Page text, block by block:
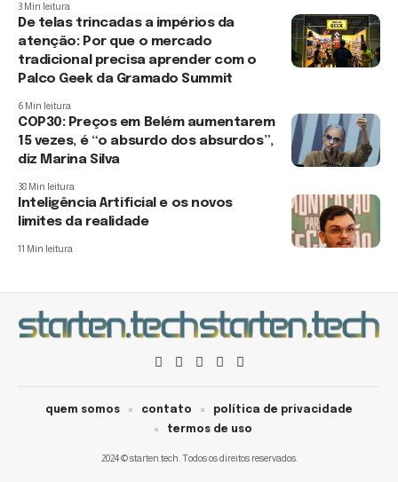
3 Min leitura
De telas trincadas a impérios da
atenção: Por que o mercado
tradicional precisa aprender com o
Palco Geek da Gramado Summit
6 Min leitura
COP30: Preços em Belém aumentarem
15 vezes, é “o absurdo dos absurdos”,
diz Marina Silva
38 Min leitura
Inteligência Artificial e os novos
limites da realidade
11 Min leitura
2024 © starten.tech. Todos os direitos reservados.
quem somos contato
política de privacidade
termos de uso